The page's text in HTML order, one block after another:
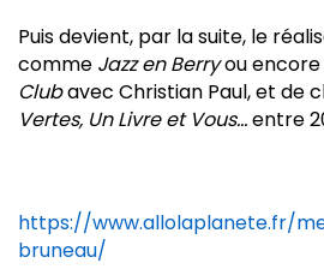
Puis devient, par la suite, le
comme Jazz en Berryou encore
Clubavec Christian Paul, et de
Vertes, Un Livre et Vous…entre
https://www.allolaplanete.fr/
bruneau/